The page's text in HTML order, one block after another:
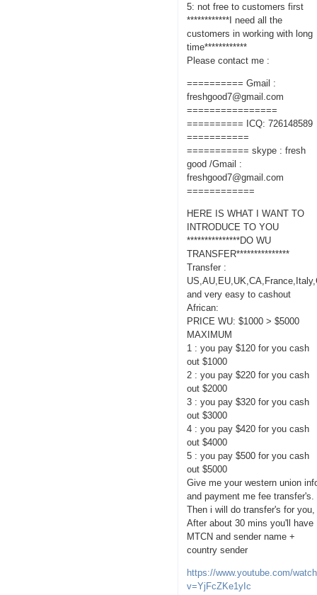
5: not free to customers first
************I need all the
customers in working with long
time************
Please contact me :
========== Gmail :
freshgood7@gmail.com
================
========== ICQ: 726148589
===========
=========== skype : fresh
good /Gmail :
freshgood7@gmail.com
============
HERE IS WHAT I WANT TO
INTRODUCE TO YOU
***************DO WU
TRANSFER***************
Transfer :
and very easy to cashout
African:
PRICE WU: $1000 > $5000
MAXIMUM
1 : you pay $120 for you cash
out $1000
2 : you pay $220 for you cash
out $2000
3 : you pay $320 for you cash
out $3000
4 : you pay $420 for you cash
out $4000
5 : you pay $500 for you cash
out $5000
Give me your western union
and payment me fee transfer's.
Then i will do transfer's for you,
After about 30 mins you'll have
MTCN and sender name +
country sender
https://www.youtube.com/
v=YjFcZKe1yIc